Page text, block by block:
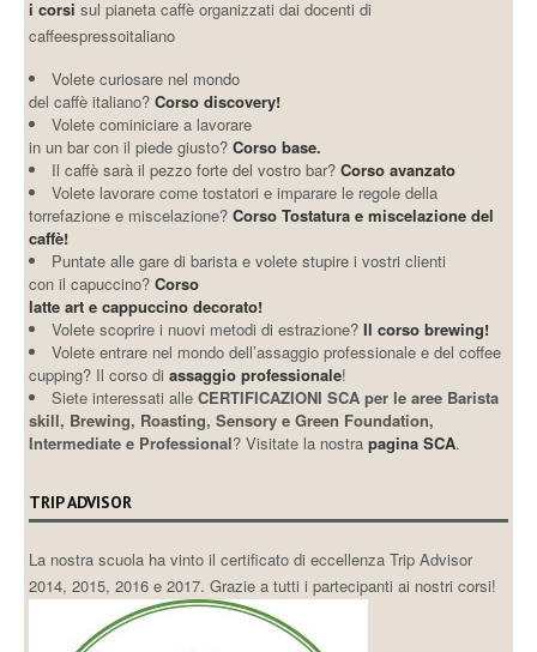
i corsi sul pianeta caffè organizzati dai docenti di
caffeespressoitaliano
Volete curiosare nel mondo
del caffè italiano? Corso discovery!
Volete cominiciare a lavorare
in un bar con il piede giusto? Corso base.
Il caffè sarà il pezzo forte del vostro bar?Corso avanzato
Volete lavorare come tostatori e imparare le regole della
torrefazione e miscelazione?Corso Tostatura e miscelazione del
caffè!
Puntate alle gare di barista e volete stupire i vostri clienti
con il capuccino?Corso
latte art e cappuccino decorato!
Volete scoprire i nuovi metodi di estrazione?Il corso brewing!
Volete entrare nel mondo dell’assaggio professionale e del coffee
cupping? Il corso diassaggio professionale!
Siete interessati alleCERTIFICAZIONI SCA per le aree Barista
skill, Brewing, Roasting, Sensory e Green Foundation,
Intermediate e Professional? Visitate la nostrapagina SCA.
TRIP ADVISOR
La nostra scuola ha vinto il certificato di eccellenza Trip Advisor
2014, 2015, 2016 e 2017. Grazie a tutti i partecipanti ai nostri corsi!